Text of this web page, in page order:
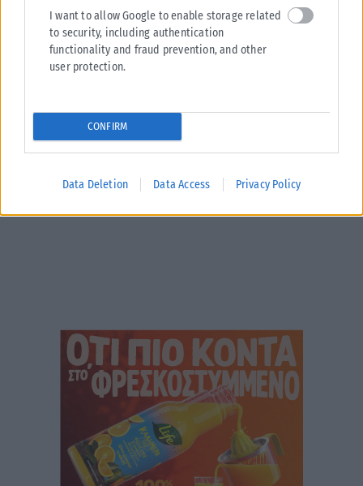
I want to allow Google to enable storage related
to security, including authentication
functionality and fraud prevention, and other
user protection.
CONFIRM
Data Deletion Data Access Privacy Policy
ΕΛΛΆΔΑ
Υπουργείο Κλιματικής Κρίσης: Ενέργειες για την κρατική
αρωγή προς τους πυρόπληκτους
που επλήγησαν από τις πρόσφατες πυρκαγιές, με τις αρμόδιες αρχές...